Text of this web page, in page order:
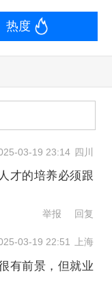
与实际社会
机构普遍存
者在就业市
的应聘学历
业压力会增
界人士表
，有利于中
热度
03-19 23:14 四川
才的培养必须跟
举报 回复
03-19 22:51 上海
有前景，但就业